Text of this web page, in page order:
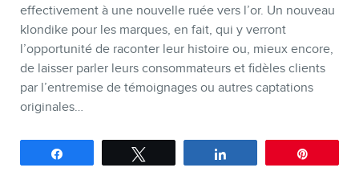
effectivement à une nouvelle ruée vers l’or. Un nouveau
klondike pour les marques, en fait, qui y verront
l’opportunité de raconter leur histoire ou, mieux encore,
de laisser parler leurs consommateurs et fidèles clients
par l’entremise de témoignages ou autres captations
originales…